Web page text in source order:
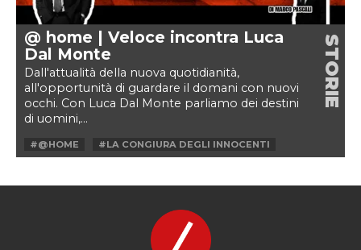
@ home | Veloce incontra Luca
Dal Monte
Dall'attualità della nuova quotidianità,
all'opportunità di guardare il domani con nuovi
occhi. Con Luca Dal Monte parliamo dei destini
di uomini,...
STORIE
#@HOME
#LA CONGIURA DEGLI INNOCENTI
#LIBRI
#LUCA DAL MONTE